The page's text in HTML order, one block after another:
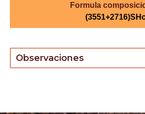
Formula
Observaciones